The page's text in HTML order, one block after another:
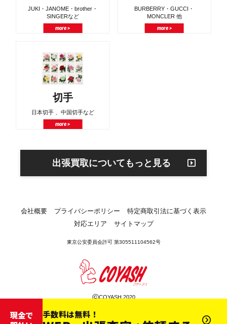
JUKI・JANOME・brother・
SINGERなど
more >
BURBERRY・GUCCI・
MONCLER 他
more >
切手
日本切手 、中国切手など
more >
出張買取についてもっと見る
会社概要 プライバシーポリシー
特定商取引法に基づく表示
対応エリア
サイトマップ
東京公安委員会許可 第305511104562号
©COYASH 2020
現金で
手数料は無料！